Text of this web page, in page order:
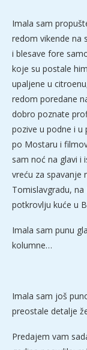
Imala sam
redom vikende na
i blesave fore
koje su postale
upaljene u
redom poredane
dobro poznate
pozive u podne i u
po Mostaru i
sam noć na glavi i
vreću za spavanje
Tomislavgradu,
potkrovlju kuće u
Imala sam punu
kolumne…
Imala sam još
preostale detalje
Predajem vam